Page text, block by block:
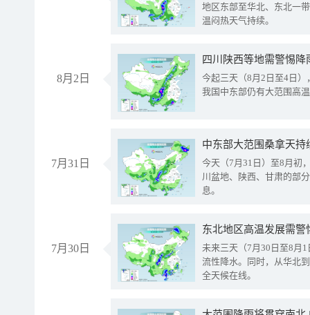
地区东部至华北、东北一
温闷热天气持续。
8月2日
今起三天（8月2日至4日
我国中东部仍有大范围高
7月31日
中东部大范围桑拿天
今天（7月31日）至8月初
川盆地、陕西、甘肃的部
息。
7月30日
东北地区高温发展需
未来三天（7月30日至8月
流性降水。同时，从华北
全天候在线。